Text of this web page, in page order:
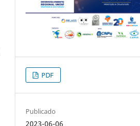
PDF
Publicado
2023-06-06